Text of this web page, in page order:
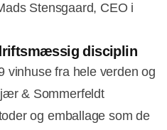
Stensgaard, CEO i
disciplin
vinhuse fra hele verden og
& Sommerfeldt
og emballage som de